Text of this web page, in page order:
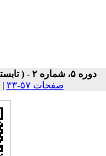
دوره ۵، شماره ۲ - ( تابستان ۱۴۰۳ )
صفحات ۵۷-۳۳
|